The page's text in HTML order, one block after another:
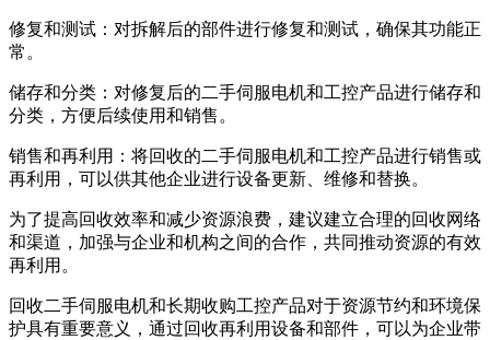
修复和测试：对拆解后的部件进行修复和测试，确保其功能正
常。
储存和分类：对修复后的二手伺服电机和工控产品进行储存和
分类，方便后续使用和销售。
销售和再利用：将回收的二手伺服电机和工控产品进行销售或
再利用，可以供其他企业进行设备更新、维修和替换。
为了提高回收效率和减少资源浪费，建议建立合理的回收网络
和渠道，加强与企业和机构之间的合作，共同推动资源的有效
再利用。
回收二手伺服电机和长期收购工控产品对于资源节约和环境保
护具有重要意义，通过回收再利用设备和部件，可以为企业带